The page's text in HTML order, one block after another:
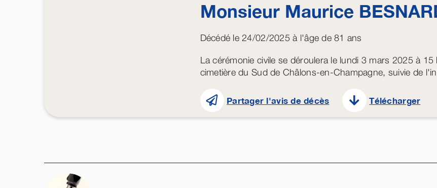
Monsieur Maurice
Décédé le 24/02/2025 à l'âge de 81 ans
La cérémonie civile se déroulera le lundi 3 mars 2025 à 15
cimetière du Sud de Châlons-en-Champagne, suivie de
Partager l'avis de décès Télécharger